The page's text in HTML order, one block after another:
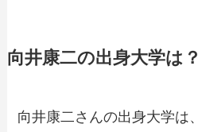
向井康二の出身大学は？
向井康二さんの出身大学は、